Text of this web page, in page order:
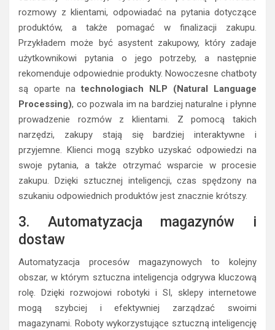
rozmowy z klientami, odpowiadać na pytania dotyczące
produktów, a także pomagać w finalizacji zakupu.
Przykładem może być asystent zakupowy, który zadaje
użytkownikowi pytania o jego potrzeby, a następnie
rekomenduje odpowiednie produkty. Nowoczesne chatboty
są oparte natechnologiach NLP (Natural Language
Processing), co pozwala im na bardziej naturalne i płynne
prowadzenie rozmów z klientami. Z pomocą takich
narzędzi, zakupy stają się bardziej interaktywne i
przyjemne. Klienci mogą szybko uzyskać odpowiedzi na
swoje pytania, a także otrzymać wsparcie w procesie
zakupu. Dzięki sztucznej inteligencji, czas spędzony na
szukaniu odpowiednich produktów jest znacznie krótszy.
3. Automatyzacja magazynów i
dostaw
Automatyzacja procesów magazynowych to kolejny
obszar, w którym sztuczna inteligencja odgrywa kluczową
rolę. Dzięki rozwojowi robotyki i SI, sklepy internetowe
mogą szybciej i efektywniej zarządzać swoimi
magazynami. Roboty wykorzystujące sztuczną inteligencję